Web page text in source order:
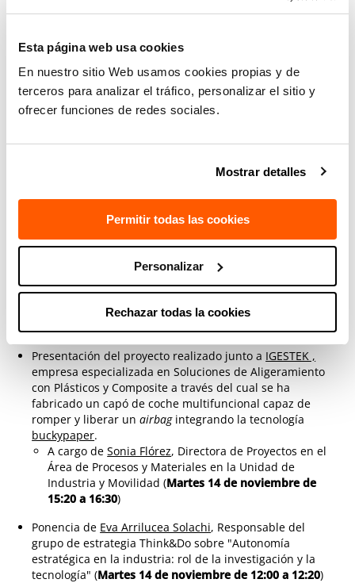
Esta página web usa cookies
En nuestro sitio Web usamos cookies propias y de
terceros para analizar el tráfico, personalizar el sitio y
ofrecer funciones de redes sociales.
Mostrar detalles
Permitir todas las cookies
Personalizar
Rechazar todas la cookies
nodos tecnológicos:
Máquinas inteligentes y conectadas
Redes eléctricas digitales
Fabricación aditiva
Dispositivos médicos y salud digital
Ciberseguridad
Compartiendo conocimiento
Durante el Open Basque Industry también estaremos
presentes en ponencias y mesas redondas:
Presentación del proyecto realizado junto a IGESTEK ,
empresa especializada en Soluciones de Aligeramiento
con Plásticos y Composite a través del cual se ha
fabricado un capó de coche multifuncional capaz de
romper y liberar unairbagintegrando la tecnología
buckypaper.
A cargo deSonia Flórez, Directora de Proyectos en el
Área de Procesos y Materiales en la Unidad de
Industria y Movilidad (Martes 14 de noviembre de
15:20 a 16:30)
Ponencia de Eva Arrilucea Solachi, Responsable del
grupo de estrategia Think&Do sobre "Autonomía
estratégica en la industria: rol de la investigación y la
tecnología" (Martes 14 de noviembre de 12:00 a 12:20)